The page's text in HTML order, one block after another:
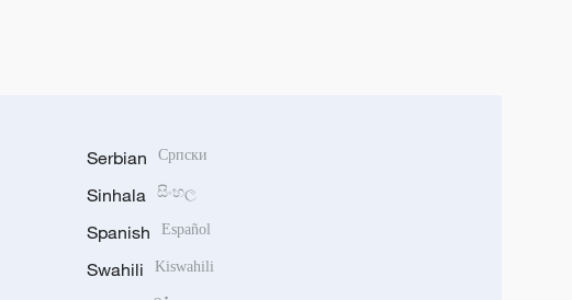
Serbian Српски
Sinhala සිංහල
Spanish Español
Swahili Kiswahili